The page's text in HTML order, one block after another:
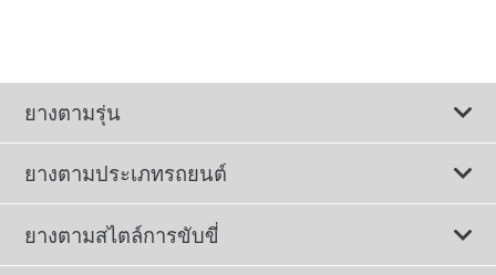
ยางตามรุ่น
ยางตามประเภทรถยนต์
ดูยางทั้งหมด
ยางตามสไตล์การขับขี่